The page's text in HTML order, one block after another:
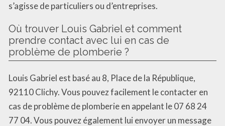
s’agisse de particuliers ou d’entreprises.
Où trouver Louis Gabriel et comment
prendre contact avec lui en cas de
problème de plomberie ?
Louis Gabriel est basé au 8, Place de la République,
92110 Clichy. Vous pouvez facilement le contacter en
cas de problème de plomberie en appelant le 07 68 24
77 04. Vous pouvez également lui envoyer un message